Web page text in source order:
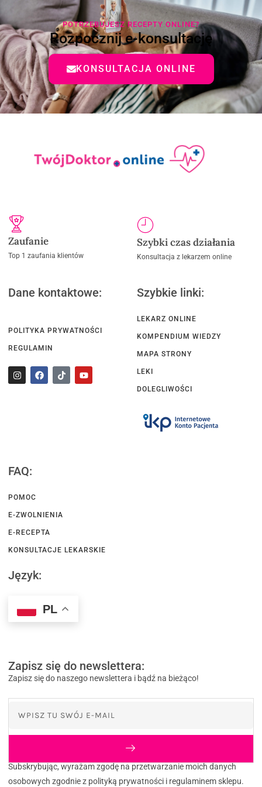
POTRZEBUJESZ RECEPTY ONLINE?
Rozpocznij e-konsultację
KONSULTACJA ONLINE
Zaufanie
Top 1 zaufania klientów
Szybki czas działania
Konsultacja z lekarzem online
Dane kontaktowe:
POLITYKA PRYWATNOŚCI
REGULAMIN
Szybkie linki:
LEKARZ ONLINE
KOMPENDIUM WIEDZY
MAPA STRONY
LEKI
DOLEGLIWOŚCI
FAQ:
POMOC
E-ZWOLNIENIA
E-RECEPTA
KONSULTACJE LEKARSKIE
Język:
PL
Zapisz się do newslettera:
Zapisz się do naszego newslettera i bądź na bieżąco!
Subskrybując, wyrażam zgodę na przetwarzanie moich danych
osobowych zgodnie z polityką prywatności i regulaminem sklepu.